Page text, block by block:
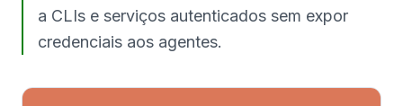
a CLIs e serviços autenticados sem expor
credenciais aos agentes.